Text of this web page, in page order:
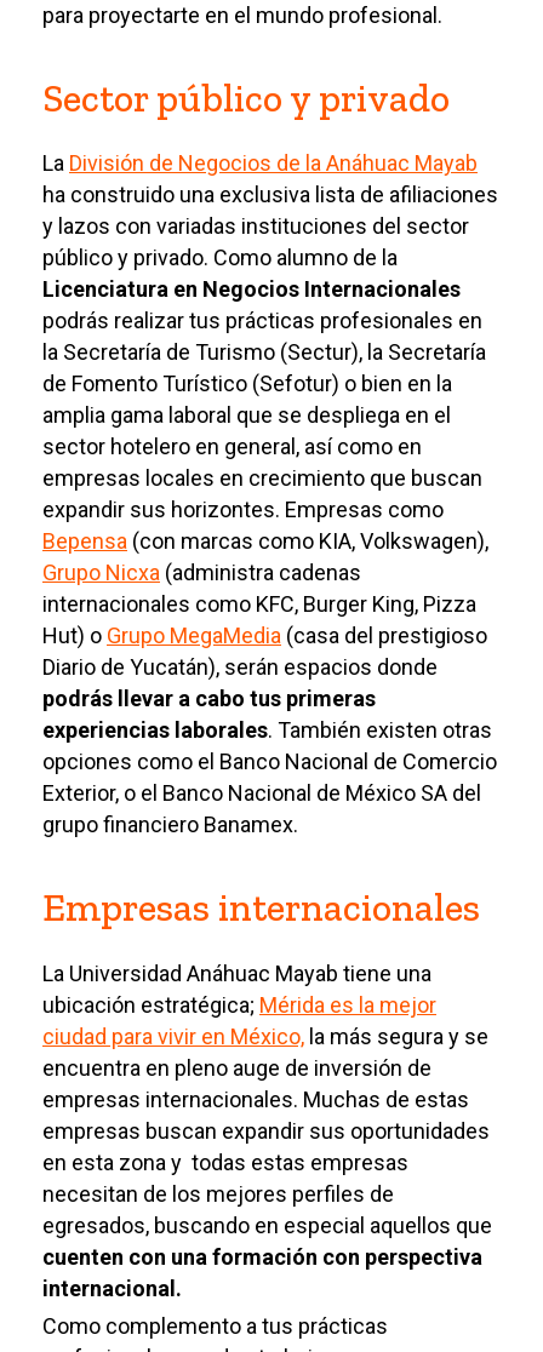
para proyectarte en el mundo profesional.
Sector público y privado
La División de Negocios de la Anáhuac Mayab
ha construido una exclusiva lista de afiliaciones
y lazos con variadas instituciones del sector
público y privado. Como alumno de la
Licenciatura en Negocios Internacionales
podrás realizar tus prácticas profesionales en
la Secretaría de Turismo (Sectur), la Secretaría
de Fomento Turístico (Sefotur) o bien en la
amplia gama laboral que se despliega en el
sector hotelero en general, así como en
empresas locales en crecimiento que buscan
expandir sus horizontes. Empresas como
Bepensa (con marcas como KIA, Volkswagen),
Grupo Nicxa (administra cadenas
internacionales como KFC, Burger King, Pizza
Hut) o Grupo MegaMedia (casa del prestigioso
Diario de Yucatán), serán espacios donde
podrás llevar a cabo tus primeras
experiencias laborales. También existen otras
opciones como el Banco Nacional de Comercio
Exterior, o el Banco Nacional de México SA del
grupo financiero Banamex.
Empresas internacionales
La Universidad Anáhuac Mayab tiene una
ubicación estratégica; Mérida es la mejor
ciudad para vivir en México, la más segura y se
encuentra en pleno auge de inversión de
empresas internacionales. Muchas de estas
empresas buscan expandir sus oportunidades
en esta zona y todas estas empresas
necesitan de los mejores perfiles de
egresados, buscando en especial aquellos que
cuenten con una formación con perspectiva
internacional.
Como complemento a tus prácticas